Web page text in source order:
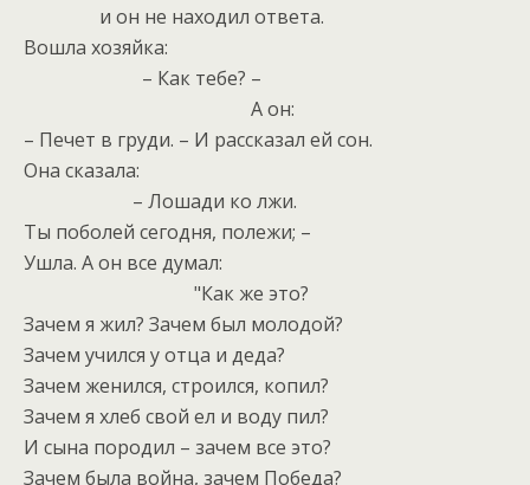
и он не находил ответа.
Вошла хозяйка:
– Как тебе? –
А он:
– Печет в груди. – И рассказал ей сон.
Она сказала:
– Лошади ко лжи.
Ты поболей сегодня, полежи; –
Ушла. А он все думал:
"Как же это?
Зачем я жил? Зачем был молодой?
Зачем учился у отца и деда?
Зачем женился, строился, копил?
Зачем я хлеб свой ел и воду пил?
И сына породил – зачем все это?
Зачем была война, зачем Победа?